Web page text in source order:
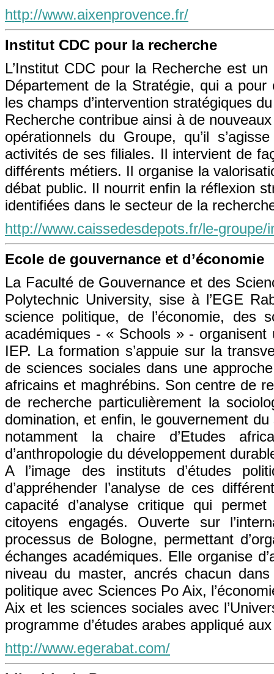
http://www.aixenprovence.fr/
Institut CDC pour la recherche
L’Institut CDC pour la Recherche est
Département de la Stratégie, qui a
les champs d’intervention stratégiques
Recherche contribue ainsi à de
opérationnels du Groupe, qu’il
activités de ses filiales. Il intervient de
différents métiers. Il organise la
débat public. Il nourrit enfin la réflexion
identifiées dans le secteur de la
http://www.caissedesdepots.fr/le-
Ecole de gouvernance et d’économie
La Faculté de Gouvernance et des
Polytechnic University, sise à l’EGE
science politique, de l’économie, des
académiques - « Schools » -
IEP. La formation s’appuie sur la
de sciences sociales dans une
africains et maghrébins. Son centre de
de recherche particulièrement la
domination, et enfin, le gouvernement
notamment la chaire d’Etudes
d’anthropologie du développement
A l’image des instituts d’études
d’appréhender l’analyse de ces
capacité d’analyse critique qui
citoyens engagés. Ouverte sur
processus de Bologne, permettant
échanges académiques. Elle organise
niveau du master, ancrés chacun
politique avec Sciences Po Aix,
Aix et les sciences sociales avec
programme d’études arabes appliqué
http://www.egerabat.com/